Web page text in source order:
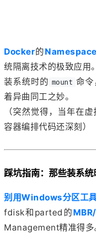
Docker的 Namespace
统隔离技术的极致应用。
装系统时的 mount 命令
着异曲同工之妙。
（突然觉得，当年在
容器编排代码还深刻）
踩坑指南：那些装系
别用Windows分区工
fdisk和parted的
Management精准得多